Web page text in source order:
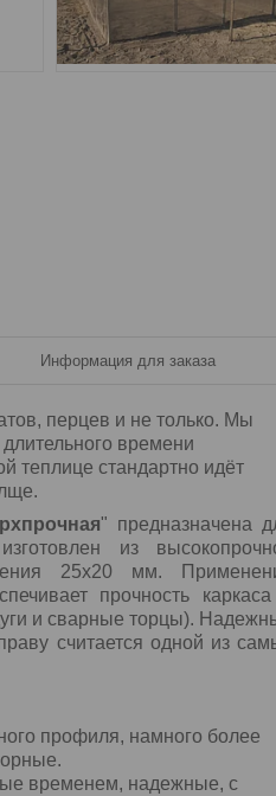
Информация для заказа
перцев и не только. Мы
времени
теплице стандартно идёт
" предназначена
из
25х20 мм.
прочность
и сварные торцы).
считается одной из
профиля, намного более
временем, надежные, с